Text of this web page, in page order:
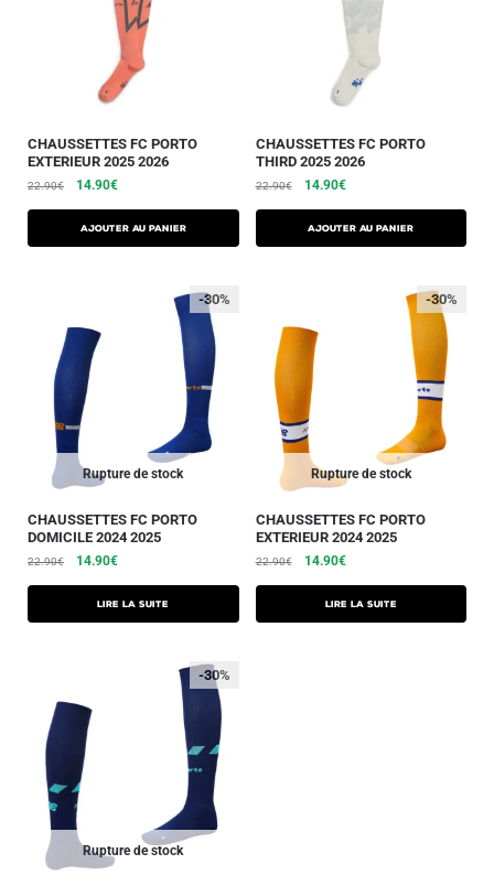
CHAUSSETTES FC PORTO
EXTERIEUR 2025 2026
22.90€ 14.90€
Ajouter au panier
CHAUSSETTES FC PORTO
THIRD 2025 2026
22.90€ 14.90€
Ajouter au panier
Rupture de stock
-30%
CHAUSSETTES FC PORTO
DOMICILE 2024 2025
22.90€ 14.90€
Lire la suite
Rupture de stock
-30%
CHAUSSETTES FC PORTO
EXTERIEUR 2024 2025
22.90€ 14.90€
Lire la suite
Rupture de stock
-30%